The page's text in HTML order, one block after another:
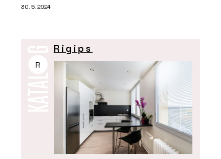
30. 5. 2024
R
Rigips